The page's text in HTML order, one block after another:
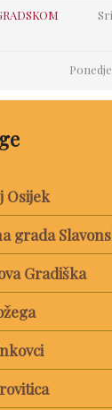
Osijek
grada
Gradiška